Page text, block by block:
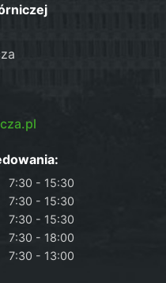
7:30 - 15:30
7:30 - 15:30
7:30 - 15:30
7:30 - 18:00
7:30 - 13:00